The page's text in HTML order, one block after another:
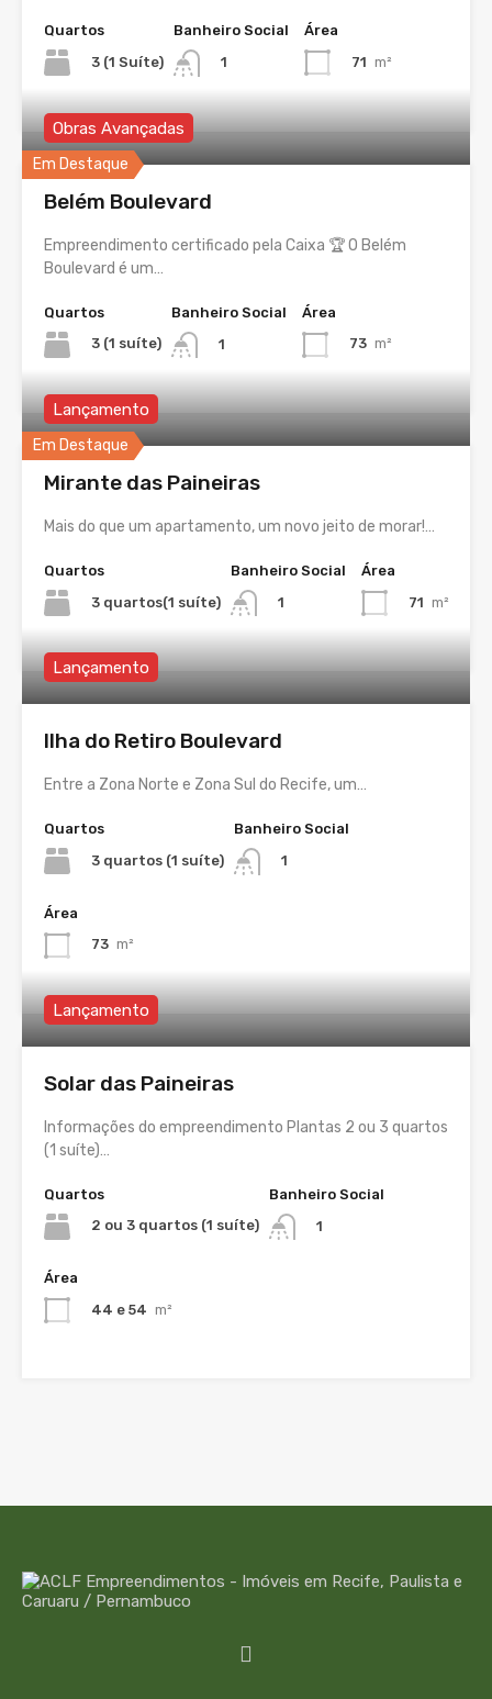
Quartos
3 (1 Suíte)
Banheiro Social
1
Área
71 m²
Em Destaque
Obras Avançadas
Belém Boulevard
Empreendimento certificado pela Caixa 🏆 O Belém
Boulevard é um…
Quartos
3 (1 suíte)
Banheiro Social
1
Área
73 m²
Em Destaque
Lançamento
Mirante das Paineiras
Mais do que um apartamento, um novo jeito de morar!…
Quartos
3 quartos(1 suíte)
Banheiro Social
1
Área
71 m²
Lançamento
Ilha do Retiro Boulevard
Entre a Zona Norte e Zona Sul do Recife, um…
Quartos
3 quartos (1 suíte)
Banheiro Social
1
Área
73 m²
Lançamento
Solar das Paineiras
Informações do empreendimento Plantas 2 ou 3 quartos
(1 suíte)…
Quartos
2 ou 3 quartos (1 suíte)
Banheiro Social
1
Área
44 e 54 m²